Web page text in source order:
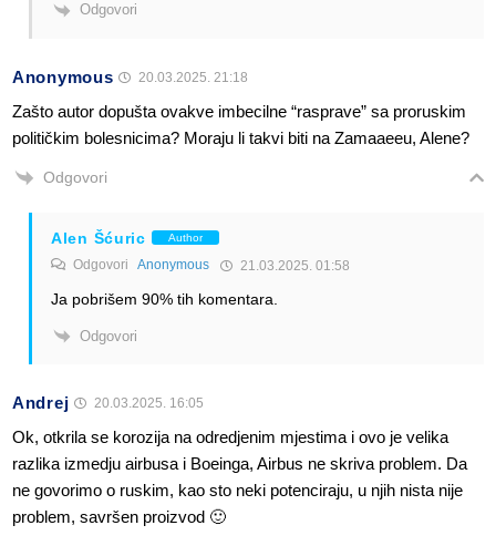
Odgovori
Anonymous 20.03.2025. 21:18
Zašto autor dopušta ovakve imbecilne “rasprave” sa proruskim
političkim bolesnicima? Moraju li takvi biti na Zamaaeeu, Alene?
Odgovori
Alen Šćuric Author
Odgovori Anonymous 21.03.2025. 01:58
Ja pobrišem 90% tih komentara.
Odgovori
Andrej 20.03.2025. 16:05
Ok, otkrila se korozija na odredjenim mjestima i ovo je velika
razlika izmedju airbusa i Boeinga, Airbus ne skriva problem. Da
ne govorimo o ruskim, kao sto neki potenciraju, u njih nista nije
problem, savršen proizvod 🙂